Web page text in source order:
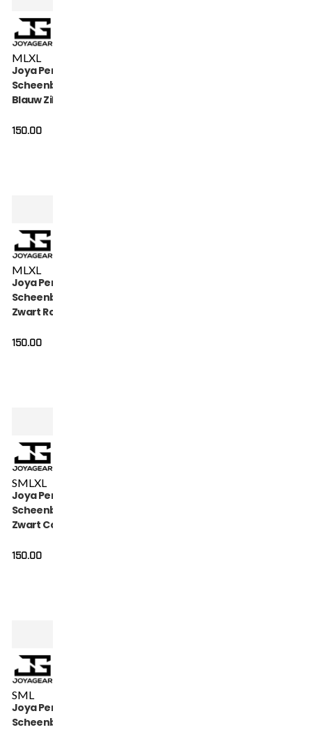
MLXL
Joya Performance
Scheenbeschermers
Blauw Zilver
150.00
MLXL
Joya Performance
Scheenbeschermers
Zwart Rood
150.00
SML XL
Joya Performance
Scheenbeschermers
Zwart Carbon
150.00
SML
Joya Performance
Scheenbeschermers